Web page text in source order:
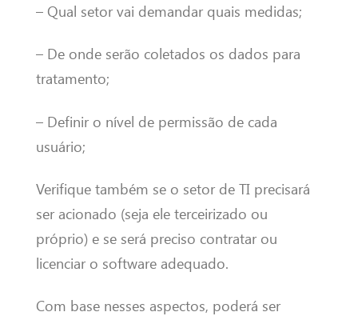
– Qual setor vai demandar quais medidas;
– De onde serão coletados os dados para
tratamento;
– Definir o nível de permissão de cada
usuário;
Verifique também se o setor de TI precisará
ser acionado (seja ele terceirizado ou
próprio) e se será preciso contratar ou
licenciar o software adequado.
Com base nesses aspectos, poderá ser